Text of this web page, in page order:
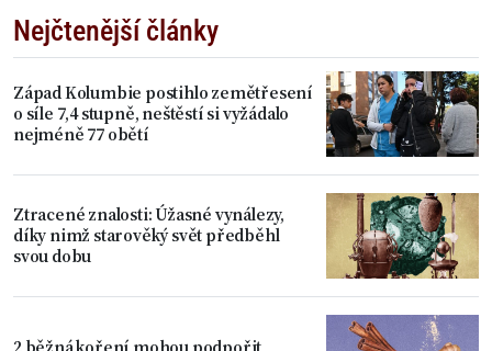
Nejčtenější články
Západ Kolumbie postihlo zemětřesení
o síle 7,4 stupně, neštěstí si vyžádalo
nejméně 77 obětí
Ztracené znalosti: Úžasné vynálezy,
díky nimž starověký svět předběhl
svou dobu
2 běžná koření mohou podpořit